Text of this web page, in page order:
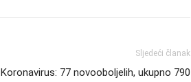
Sljedeći članak
Koronavirus: 77 novooboljelih, ukupno 790